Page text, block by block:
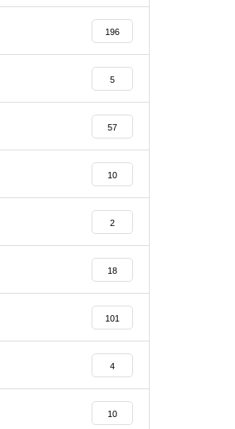
196
5
57
10
2
18
101
4
10